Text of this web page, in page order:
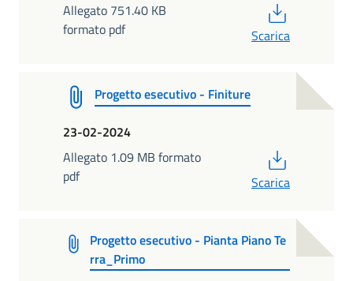
Allegato 751.40 KB
formato pdf
Scarica
Progetto esecutivo - Finiture
23-02-2024
Allegato 1.09 MB formato
pdf
Scarica
Progetto esecutivo - Pianta Piano Te
rra_Primo